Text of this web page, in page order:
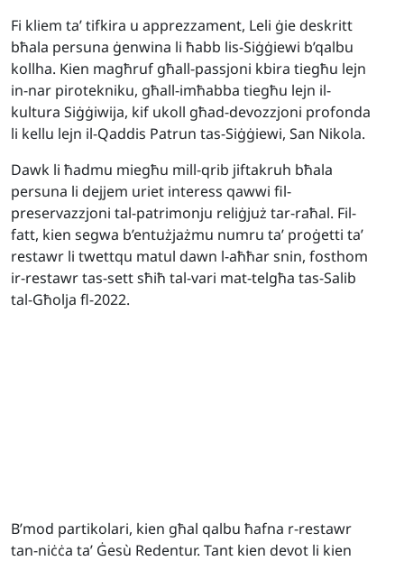
Fi kliem ta’ tifkira u apprezzament, Leli ġie deskritt
bħala persuna ġenwina li ħabb lis-Siġġiewi b’qalbu
kollha. Kien magħruf għall-passjoni kbira tiegħu lejn
in-nar pirotekniku, għall-imħabba tiegħu lejn il-
kultura Siġġiwija, kif ukoll għad-devozzjoni profonda
li kellu lejn il-Qaddis Patrun tas-Siġġiewi, San Nikola.
Dawk li ħadmu miegħu mill-qrib jiftakruh bħala
persuna li dejjem uriet interess qawwi fil-
preservazzjoni tal-patrimonju reliġjuż tar-raħal. Fil-
fatt, kien segwa b’entużjażmu numru ta’ proġetti ta’
restawr li twettqu matul dawn l-aħħar snin, fosthom
ir-restawr tas-sett sħiħ tal-vari mat-telgħa tas-Salib
tal-Għolja fl-2022.
B’mod partikolari, kien għal qalbu ħafna r-restawr
tan-niċċa ta’ Ġesù Redentur. Tant kien devot li kien